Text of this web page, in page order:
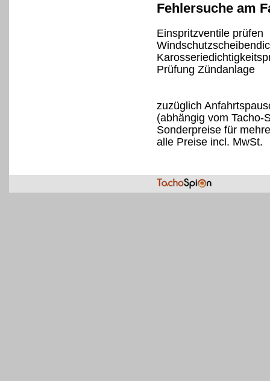
Fehlersuche am
Einspritzventile prüfen
Prüfung Zündanlage
zuzüglich
(abhängig vom Tacho-
Sonderpreise für
alle Preise incl. MwSt.